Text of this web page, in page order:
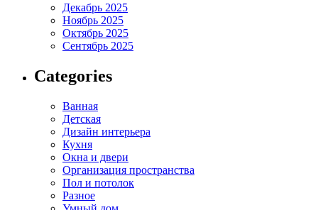
Декабрь 2025
Ноябрь 2025
Октябрь 2025
Сентябрь 2025
Categories
Ванная
Детская
Дизайн интерьера
Кухня
Окна и двери
Организация пространства
Пол и потолок
Разное